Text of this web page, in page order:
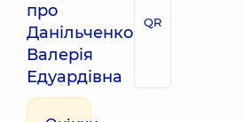
про
Данільченко
Валерія
Едуардівна
QR